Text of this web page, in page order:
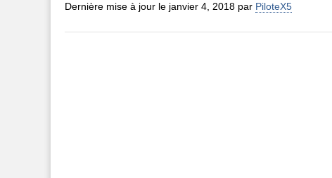
Dernière mise à jour le janvier 4, 2018 par PiloteX5